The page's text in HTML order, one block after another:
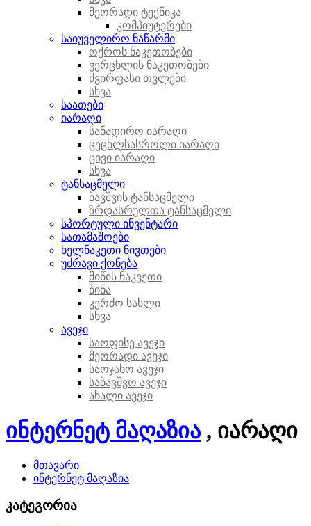
მეორადი ტექნიკა
კომპიუტერები
საიუველირო ნაწარმი
ოქროს ნაკეთობები
ვერცხლის ნაკეთობები
ძვირფასი თვლები
სხვა
საათები
იარაღი
სანადირო იარაღი
ცეცხლსასროლი იარაღი
ცივი იარაღი
სხვა
ტანსაცმელი
ბავშვის ტანსაცმელი
ზრდასრულთა ტანსაცმელი
სპორტული ინვენტარი
სათამაშოები
ხელნაკეთი ნივთები
უძრავი ქონება
მიწის ნაკვეთი
ბინა
კერძო სახლი
სხვა
ავეჯი
საოფისე ავეჯი
მეორადი ავეჯი
საოჯახო ავეჯი
საბავშვო ავეჯი
ახალი ავეჯი
ინტერნეტ მაღაზია , იარაღი
მთავარი
ინტერნეტ მაღაზია
კატეგორია